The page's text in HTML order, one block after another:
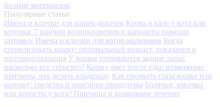
Больше материалов
Популярные статьи
Имена и клички для кошек-девочек Кровь в кале у кота или
котенка: 7 причин возникновения и варианты помощи
питомцу Имена и клички для котов-мальчиков Когда
стерилизовать кошку: оптимальный возраст, показания и
противопоказания У кошки отнимаются задние лапы:
насколько все серьезно? Кошку рвет после еды: возможные
причины, что делать владельцу Как промыть глаза кошке или
котенку: средства и описание процедуры Болячки, язвочки
или коросты у кота? Причины и возможное лечение